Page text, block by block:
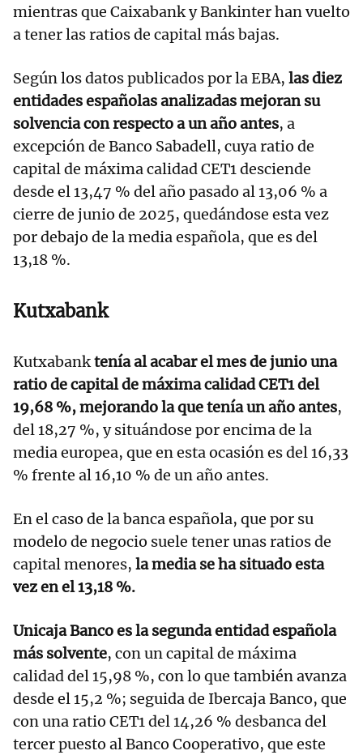
mientras que Caixabank y Bankinter han vuelto
a tener las ratios de capital más bajas.
Según los datos publicados por la EBA, las diez
entidades españolas analizadas mejoran su
solvencia con respecto a un año antes, a
excepción de Banco Sabadell, cuya ratio de
capital de máxima calidad CET1 desciende
desde el 13,47 % del año pasado al 13,06 % a
cierre de junio de 2025, quedándose esta vez
por debajo de la media española, que es del
13,18 %.
Kutxabank
Kutxabanktenía al acabar el mes de junio una
ratio de capital de máxima calidad CET1 del
19,68 %, mejorando la que tenía un año antes,
del 18,27 %, y situándose por encima de la
media europea, que en esta ocasión es del 16,33
% frente al 16,10 % de un año antes.
En el caso de la banca española, que por su
modelo de negocio suele tener unas ratios de
capital menores, la media se ha situado esta
vez en el 13,18 %.
Unicaja Banco es la segunda entidad española
más solvente, con un capital de máxima
calidad del 15,98 %, con lo que también avanza
desde el 15,2 %; seguida de Ibercaja Banco, que
con una ratio CET1 del 14,26 % desbanca del
tercer puesto al Banco Cooperativo, que este